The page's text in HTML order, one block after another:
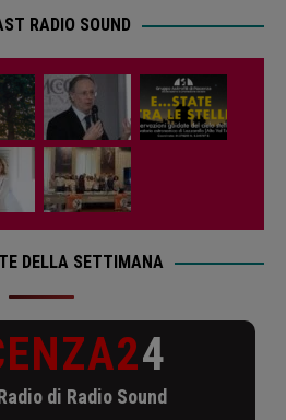
RADIO SOUND
DELLA SETTIMANA
4
di Radio Sound